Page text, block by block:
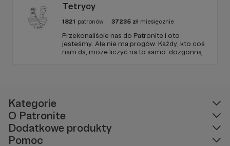
Tetrycy
1821 patronów 37235 zł miesięcznie
Przekonaliście nas do Patronite i oto
jesteśmy. Ale nie ma progów. Każdy, kto coś
nam da, może liczyć na to samo: dozgonną
Kategorie
O Patronite
Dodatkowe produkty
Pomoc